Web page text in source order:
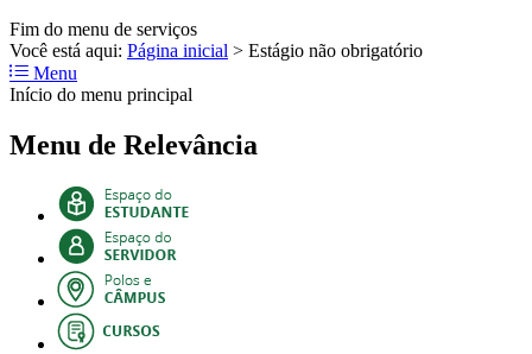
Fim do menu de serviços
Você está aqui: Página inicial > Estágio não obrigatório
Menu
Início do menu principal
Menu de Relevância